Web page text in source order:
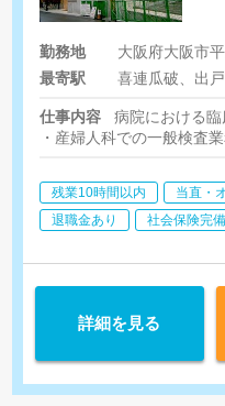
勤務地
大阪府大阪市
最寄駅
喜連瓜破、出
仕事内容
病院における
・産婦人科での一般検査
生体検査（超音波検査
・新生児に関する検査業
・外来業務
診療補助など
残業10時間以内 当直・
退職金あり
社会保険完備
詳細を見る